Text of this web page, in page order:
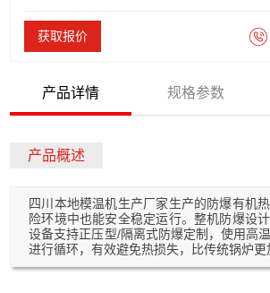
获取报价
产品详情 规格参数
产品概述
四川本地模温机生产厂家生产的防爆有机
险环境中也能安全稳定运行。整机防爆设
设备支持正压型/隔离式防爆定制，使用高
进行循环，有效避免热损失，比传统锅炉更